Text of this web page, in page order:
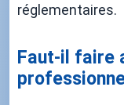
réglementaires.
Faut-il faire